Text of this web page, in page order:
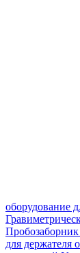
оборудование
Пробозаборник
для держателя